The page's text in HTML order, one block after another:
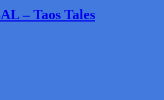
– Taos Tales